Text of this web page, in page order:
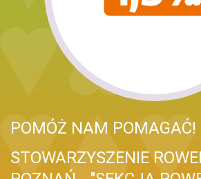
POMÓŻ NAM POMAGAĆ!
STOWARZYSZENIE